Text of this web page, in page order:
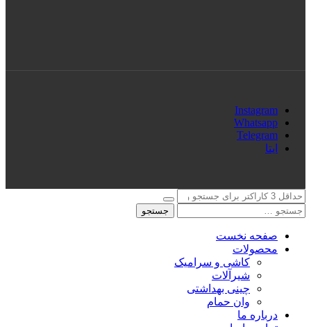
Instagram
Whatsapp
Telegram
ایتا
جستجو
صفحه نخست
محصولات
کاشی و سرامیک
شیرآلات
چینی بهداشتی
وان حمام
درباره ما